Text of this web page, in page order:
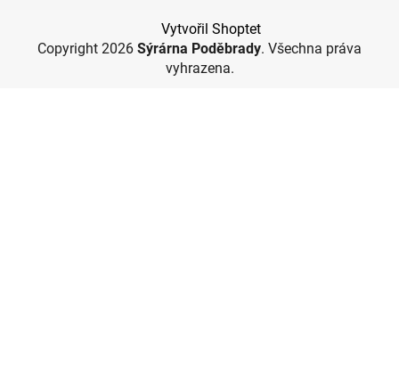
Vytvořil Shoptet
Copyright 2026 Sýrárna Poděbrady. Všechna práva
vyhrazena.